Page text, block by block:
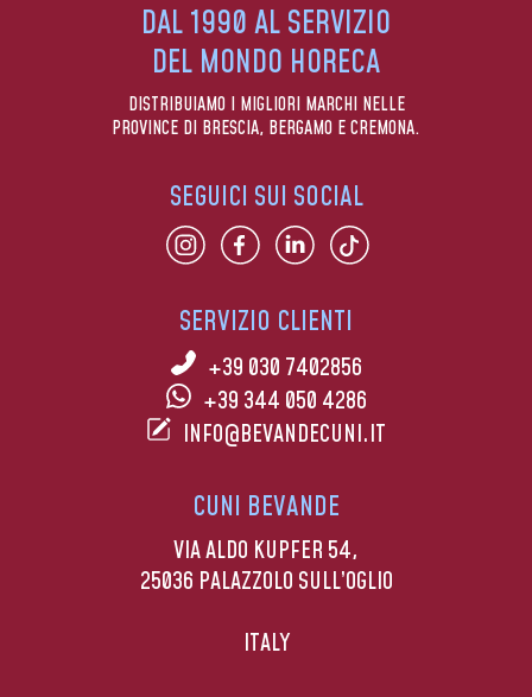
DAL 1990 AL SERVIZIO
DEL MONDO HORECA
DISTRIBUIAMO I MIGLIORI MARCHI NELLE
PROVINCE DI BRESCIA, BERGAMO E CREMONA.
SERVIZIO CLIENTI
+39 030 7402856
+39 344 050 4286
INFO@BEVANDECUNI.IT
CUNI BEVANDE
VIA ALDO KUPFER 54,
25036 PALAZZOLO SULL’OGLIO
ITALY
SEGUICI SUI SOCIAL